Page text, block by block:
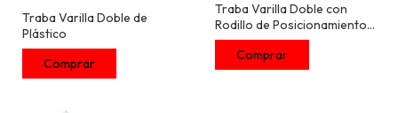
Traba Varilla Doble de
Plástico
Traba Varilla Doble con
Rodillo de Posicionamiento
de Hojas